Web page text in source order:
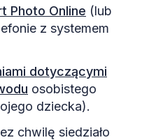
Photo Online (lub
z systemem
dotyczącymi
osobistego
dziecka).
chwilę siedziało